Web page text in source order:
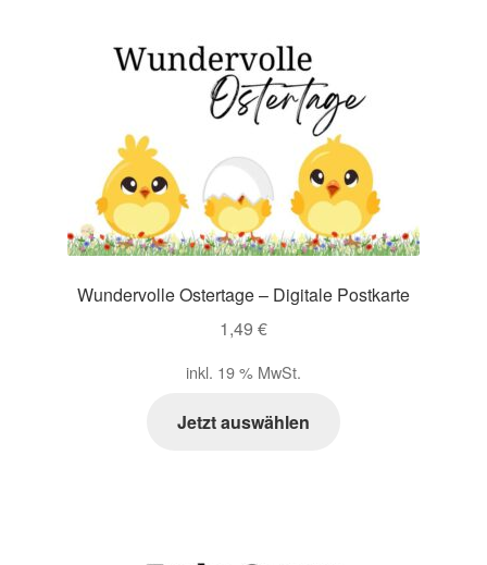
Wundervolle Ostertage – Digitale Postkarte
1,49 €
inkl. 19 % MwSt.
Jetzt auswählen